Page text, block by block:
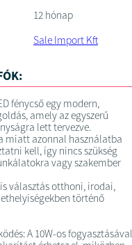
12 hónap
Sale Import Kft
fénycső egy modern,
amely az egyszerű
lett tervezve.
miatt azonnal használatba
kell, így nincs szükség
vagy szakember
választás otthoni, irodai,
történő
A 10W-os fogyasztásával